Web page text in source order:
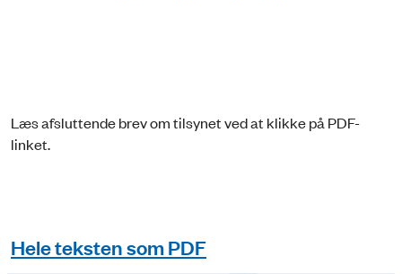
Læs afsluttende brev om tilsynet ved at klikke på PDF-
linket.
Hele teksten som PDF